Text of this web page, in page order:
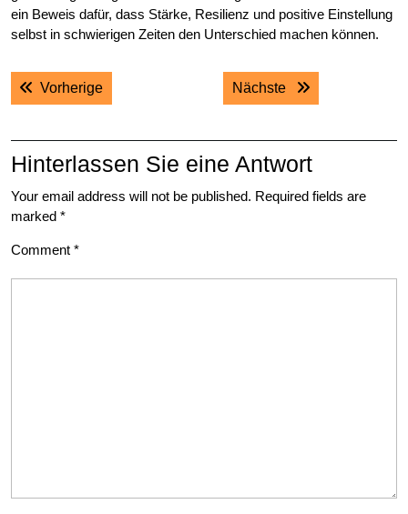
ein Beweis dafür, dass Stärke, Resilienz und positive Einstellung
selbst in schwierigen Zeiten den Unterschied machen können.
Post
navigation
VorherigePrevious post: Nächste Next post:
Hinterlassen Sie eine Antwort
Your email address will not be published. Required fields are
marked *
Comment *